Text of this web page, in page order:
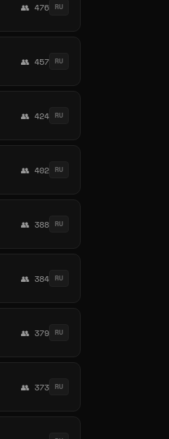
👥 476 RU
👥 457 RU
👥 424 RU
👥 402 RU
👥 388 RU
👥 384 RU
👥 379 RU
👥 373 RU